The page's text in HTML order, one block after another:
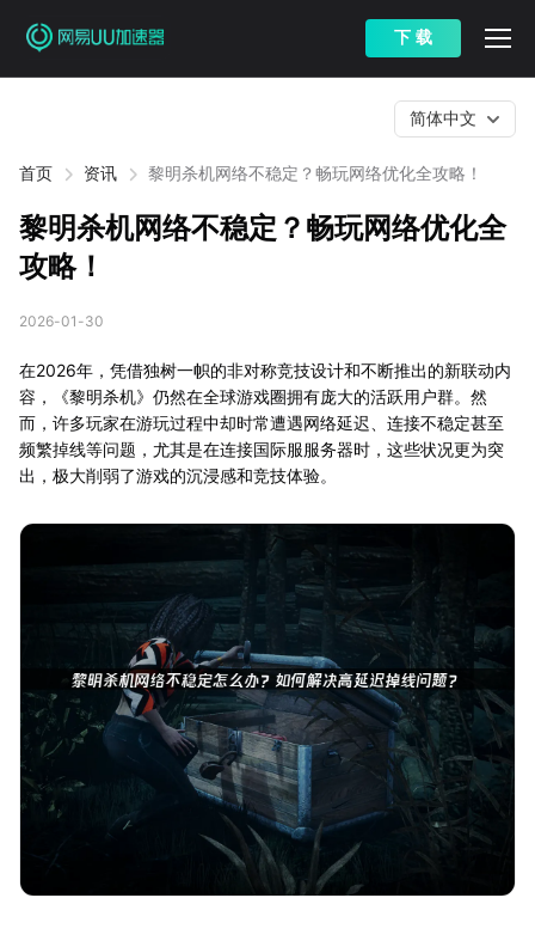
下 载
首页 资讯 黎明杀机网络不稳定？畅玩网络优化全攻略！
简体中文
黎明杀机网络不稳定？畅玩网络优化全
攻略！
2026-01-30
在2026年，凭借独树一帜的非对称竞技设计和不断推出的新联动内
容，《黎明杀机》仍然在全球游戏圈拥有庞大的活跃用户群。然
而，许多玩家在游玩过程中却时常遭遇网络延迟、连接不稳定甚至
频繁掉线等问题，尤其是在连接国际服服务器时，这些状况更为突
出，极大削弱了游戏的沉浸感和竞技体验。